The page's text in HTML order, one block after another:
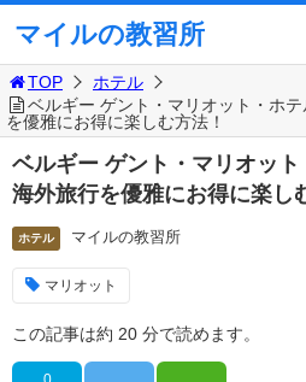
マイルの教習所
TOP
ホテル
ベルギー ゲント・マリオット・ホ
を優雅にお得に楽しむ方法！
ベルギー ゲント・マリオット
海外旅行を優雅にお得に楽し
ホテル マイルの教習所
マリオット
この記事は約 20 分で読めます。